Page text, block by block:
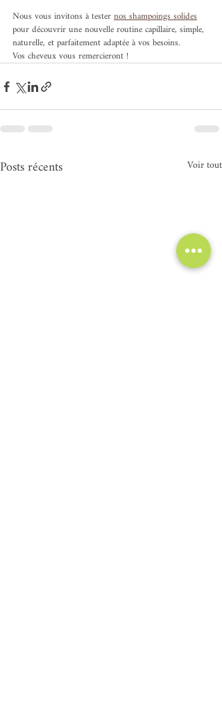
Nous vous invitons à tester nos shampoings solides
pour découvrir une nouvelle routine capillaire, simple,
naturelle, et parfaitement adaptée à vos besoins.
Vos cheveux vous remercieront !
Posts récents Voir tout